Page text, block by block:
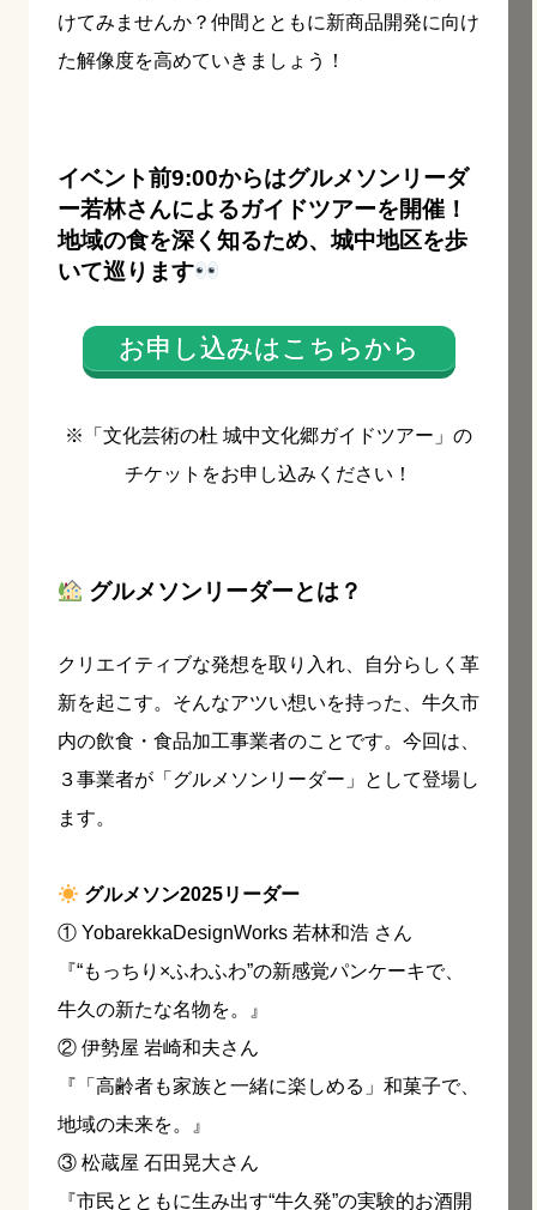
けてみませんか？仲間とともに新商品開発に向け
た解像度を高めていきましょう！
イベント前9:00からはグルメソンリーダ
ー若林さんによるガイドツアーを開催！
地域の食を深く知るため、城中地区を歩
いて巡ります
お申し込みはこちらから
※「文化芸術の杜 城中文化郷ガイドツアー」の
チケットをお申し込みください！
グルメソンリーダーとは？
クリエイティブな発想を取り入れ、自分らしく革
新を起こす。そんなアツい想いを持った、牛久市
内の飲食・食品加工事業者のことです。今回は、
３事業者が「グルメソンリーダー」として登場し
ます。
グルメソン2025リーダー
① YobarekkaDesignWorks 若林和浩 さん
『“もっちり×ふわふわ”の新感覚パンケーキで、
牛久の新たな名物を。』
② 伊勢屋 岩崎和夫さん
『「高齢者も家族と一緒に楽しめる」和菓子で、
地域の未来を。』
③ 松蔵屋 石田晃大さん
『市民とともに生み出す“牛久発”の実験的お酒開